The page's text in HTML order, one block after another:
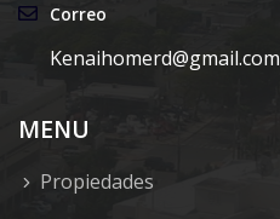
Correo
Kenaihomerd@gmail.com
MENU
Propiedades